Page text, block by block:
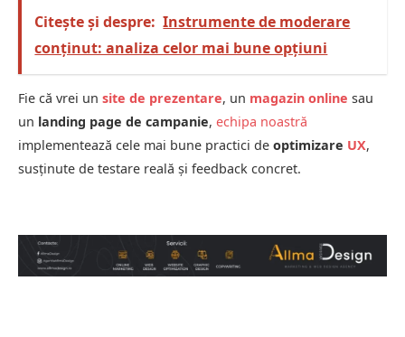
Citește și despre: Instrumente de moderare
conținut: analiza celor mai bune opțiuni
Fie că vrei un site de prezentare, un magazin online sau
un landing page de campanie, echipa noastră
implementează cele mai bune practici de optimizare UX,
susținute de testare reală și feedback concret.